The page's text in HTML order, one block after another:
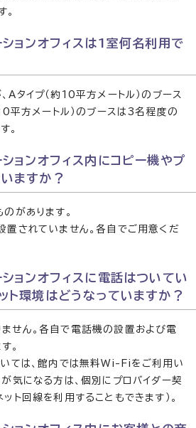
。
ションオフィスは1室何名利用で
Aタイプ（約10平方メートル）のブース
平方メートル）のブースは3名程度の
。
ョンオフィス内にコピー機やプ
ますか？
のがあります。
置されていません。各自でご用意くだ
ョンオフィスに電話はついてい
ト環境はどうなっていますか？
せん。各自で電話機の設置および電
。
いては、館内では無料Wi-Fiをご利用い
が気になる方は、個別にプロバイダー契
ト回線を利用することもできます）。